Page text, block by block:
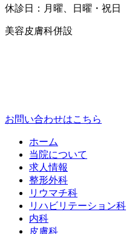
休診日：月曜、日曜・祝日
美容皮膚科併設
お問い合わせはこちら
ホーム
当院について
求人情報
整形外科
リウマチ科
リハビリテーション科
内科
皮膚科